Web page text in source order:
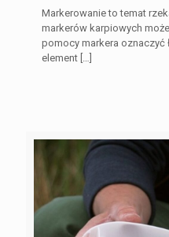
Markerowanie to temat
markerów karpiowych
pomocy markera
element